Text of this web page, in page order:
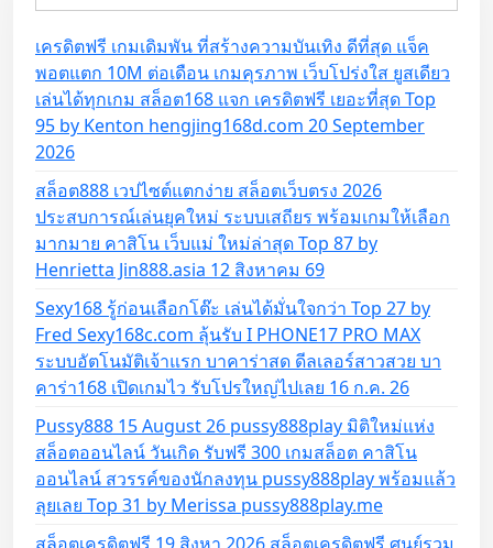
:เครดิตฟรี เกมเดิมพัน ที่สร้างความบันเทิง ดีที่สุด แจ็ค
พอตแตก 10M ต่อเดือน เกมคุรภาพ เว็บโปร่งใส ยูสเดียว
เล่นได้ทุกเกม สล็อต168 แจก เครดิตฟรี เยอะที่สุด Top
95 by Kenton hengjing168d.com 20 September
2026
สล็อต888 เวปไซต์แตกง่าย สล็อตเว็บตรง 2026
ประสบการณ์เล่นยุคใหม่ ระบบเสถียร พร้อมเกมให้เลือก
มากมาย คาสิโน เว็บแม่ ใหม่ล่าสุด Top 87 by
Henrietta Jin888.asia 12 สิงหาคม 69
Sexy168 รู้ก่อนเลือกโต๊ะ เล่นได้มั่นใจกว่า Top 27 by
Fred Sexy168c.com ลุ้นรับ I PHONE17 PRO MAX
ระบบอัตโนมัติเจ้าแรก บาคาร่าสด ดีลเลอร์สาวสวย บา
คาร่า168 เปิดเกมไว รับโปรใหญ่ไปเลย 16 ก.ค. 26
Pussy888 15 August 26 pussy888play มิติใหม่แห่ง
สล็อตออนไลน์ วันเกิด รับฟรี 300 เกมสล็อต คาสิโน
ออนไลน์ สวรรค์ของนักลงทุน pussy888play พร้อมแล้ว
ลุยเลย Top 31 by Merissa pussy888play.me
สล็อตเครดิตฟรี 19 สิงหา 2026 สล็อตเครดิตฟรี ศูนย์รวม